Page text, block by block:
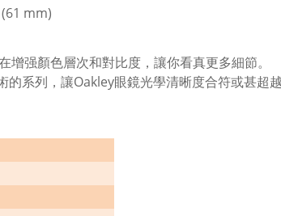
mm)
增强顏色層次和對比度，讓你看真更多細節。
系列，讓Oakley眼鏡光學清晰度合符或甚超